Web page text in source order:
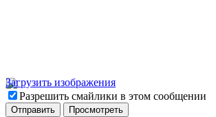
Загрузить изображения
Разрешить смайлики в этом сообщении